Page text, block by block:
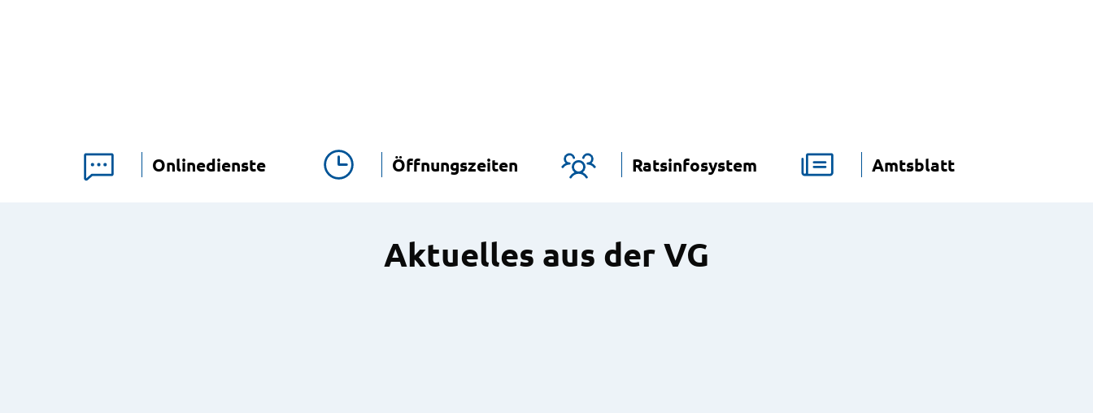
Onlinedienste Öffnungszeiten Ratsinfosystem Amtsblatt
Aktuelles aus der VG